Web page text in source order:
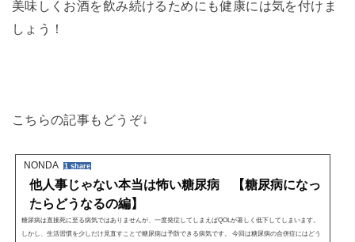
美味しくお酒を飲み続けるためにも健康には気を付けま
しょう！
こちらの記事もどうぞ↓
NONDA 1 share
他人事じゃない本当は怖い糖尿病 【糖尿病になっ
たらどうなるの編】
糖尿病は直接死に至る病気ではありませんが、一度発症してしまえばQOLが著しく低下してしまいます。
しかし、生活習慣を少しだけ見直すことで糖尿病は予防できる病気です。 今回は糖尿病の合併症にはどう